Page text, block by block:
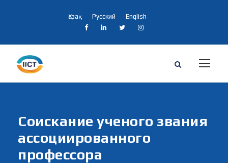
Қазақ Русский English
Соискание ученого звания
ассоциированного
профессора